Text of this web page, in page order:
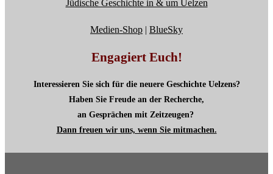
Jüdische Geschichte in & um Uelzen
Medien-Shop | BlueSky
Engagiert Euch!
Interessieren Sie sich für die neuere Geschichte Uelzens?
Haben Sie Freude an der Recherche,
an Gesprächen mit Zeitzeugen?
Dann freuen wir uns, wenn Sie mitmachen.